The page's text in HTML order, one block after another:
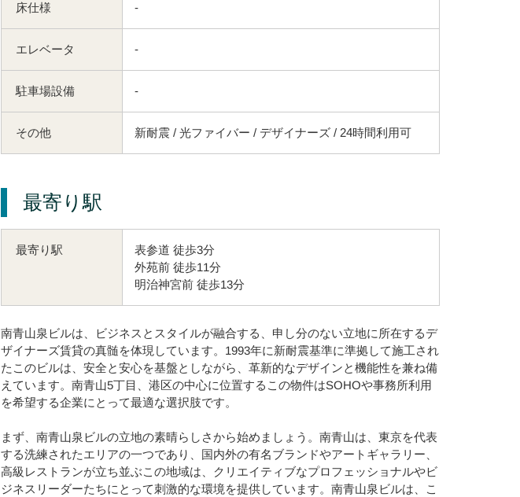
床仕様 -
エレベータ -
駐車場設備 -
その他 新耐震 / 光ファイバー / デザイナーズ / 24時間利用可
最寄り駅
最寄り駅 表参道 徒歩3分
外苑前 徒歩11分
明治神宮前 徒歩13分
南青山泉ビルは、ビジネスとスタイルが融合する、申し分のない立地に所在するデ
ザイナーズ賃貸の真髄を体現しています。1993年に新耐震基準に準拠して施工され
たこのビルは、安全と安心を基盤としながら、革新的なデザインと機能性を兼ね備
えています。南青山5丁目、港区の中心に位置するこの物件はSOHOや事務所利用
を希望する企業にとって最適な選択肢です。
まず、南青山泉ビルの立地の素晴らしさから始めましょう。南青山は、東京を代表
する洗練されたエリアの一つであり、国内外の有名ブランドやアートギャラリー、
高級レストランが立ち並ぶこの地域は、クリエイティブなプロフェッショナルやビ
ジネスリーダーたちにとって刺激的な環境を提供しています。南青山泉ビルは、こ